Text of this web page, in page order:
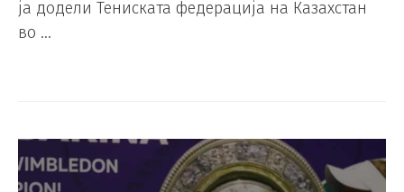
ја додели Тениската федерација на Казахстан
во …